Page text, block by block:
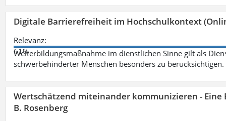
Digitale Barrierefreiheit im Hochschulkontext
Relevanz:
61%
Weiterbildungsmaßnahme im dienstlichen Sinne gilt als
schwerbehinderter Menschen besonders zu berücksichtigen.
Wertschätzend miteinander kommunizieren -
B. Rosenberg